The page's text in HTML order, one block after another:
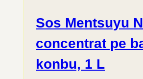
Sos Mentsuyu
concentrat pe
konbu, 1 L